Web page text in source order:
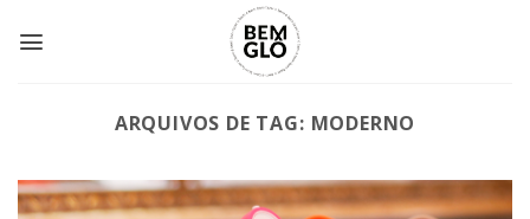
ARQUIVOS DE TAG: MODERNO